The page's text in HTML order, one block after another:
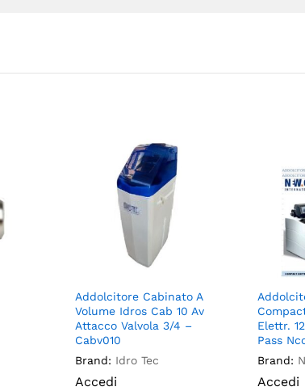
Addolcitore Cabinato A
Volume Idros Cab 10 Av
Attacco Valvola 3/4 –
Cabv010
Brand: Idro Tec
Accedi
Elettr.
Pass
Brand:
Accedi